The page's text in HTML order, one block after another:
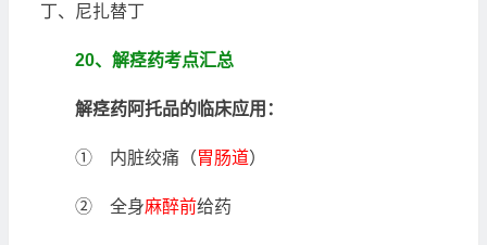
丁、尼扎替丁
20、解痉药考点汇总
解痉药阿托品的临床应用：
① 内脏绞痛（胃肠道）
② 全身麻醉前给药